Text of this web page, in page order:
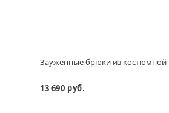
Зауженные брюки из костюмной
13 690 руб.